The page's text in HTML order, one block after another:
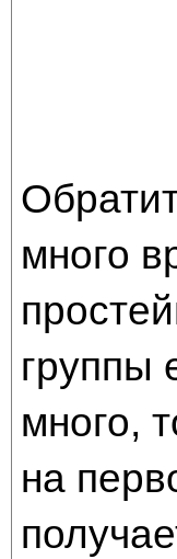
много
группы
много,
на